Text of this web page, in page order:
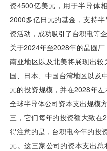
资4500亿美元，用于半导体
2000多亿日元的基金，支持
资活动，成功吸引了台积电等企
关于2024年至2028年的晶圆
南亚地区以及北美将展现出
国、日本、中国台湾地区以及
元的投资规模，并在2028年
全球半导体公司资本支出规模
三，它们每年的投资额大致在
得注意的是，台积电今年的投
元。这三家公司的资本支出